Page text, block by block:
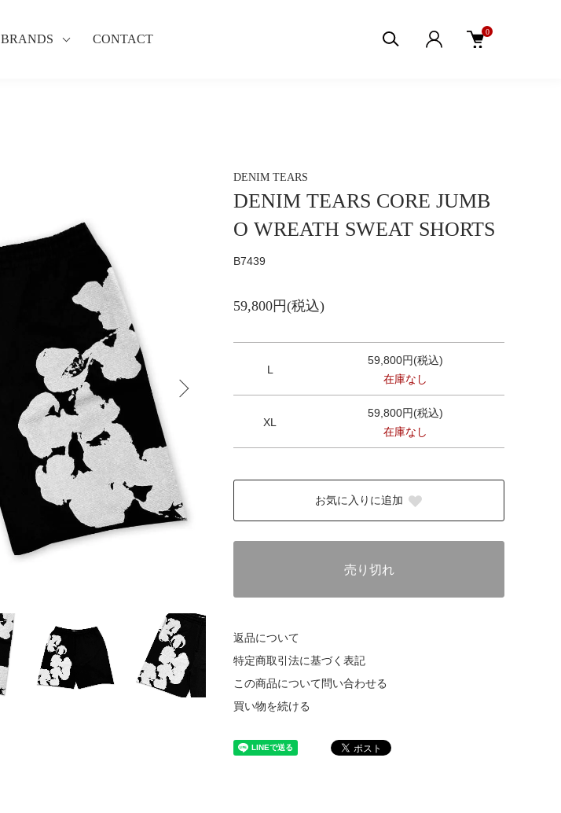
BRANDS CONTACT
0
DENIM TEARS
DENIM TEARS CORE JUMB
O WREATH SWEAT SHORTS
B7439
59,800円(税込)
L
59,800円(税込)
在庫なし
XL
59,800円(税込)
在庫なし
お気に入りに追加
売り切れ
返品について
特定商取引法に基づく表記
この商品について問い合わせる
買い物を続ける